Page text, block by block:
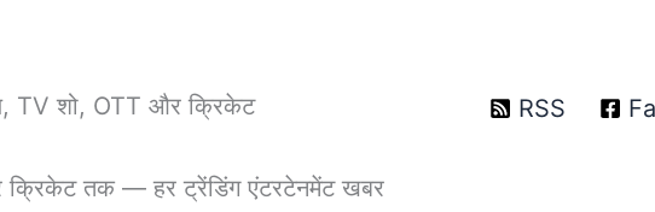
TV शो, OTT और क्रिकेट
क्रिकेट तक — हर ट्रेंडिंग एंटरटेनमेंट खबर
RSS